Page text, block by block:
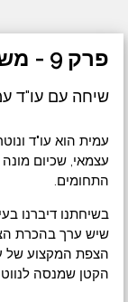
פרק 9 - משפט, נדל"ן והאזרח הקטן
שיחה עם עו"ד
עצמאי, שכיום
התחומים.
בשיחתנו דיברנו
שיש ערך בהכרת
הצפת המקצוע של
הקטן שמנסה